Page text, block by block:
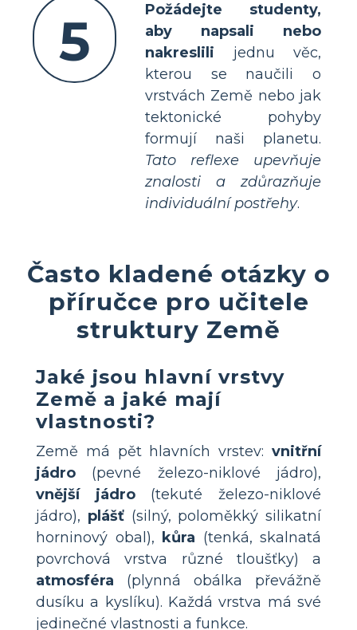
5
Požádejte studenty,
aby napsali nebo
nakreslili jednu věc,
kterou se naučili o
vrstvách Země nebo jak
tektonické pohyby
formují naši planetu.
Tato reflexe upevňuje
znalosti a zdůrazňuje
individuální postřehy.
Často kladené otázky o
příručce pro učitele
struktury Země
Jaké jsou hlavní vrstvy
Země a jaké mají
vlastnosti?
Země má pět hlavních vrstev: vnitřní
jádro (pevné železo-niklové jádro),
vnější jádro(tekuté železo-niklové
jádro), plášť(silný, poloměkký silikatní
horninový obal), kůra (tenká, skalnatá
povrchová vrstva různé tloušťky) a
atmosféra (plynná obálka převážně
dusíku a kyslíku). Každá vrstva má své
jedinečné vlastnosti a funkce.